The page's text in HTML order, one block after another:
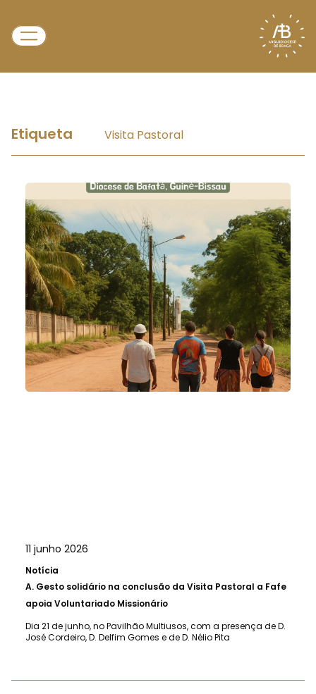
Etiqueta Visita Pastoral
11 junho 2026
Notícia
A. Gesto solidário na conclusão da Visita Pastoral a Fafe
apoia Voluntariado Missionário
Dia 21 de junho, no Pavilhão Multiusos, com a presença de D.
José Cordeiro, D. Delfim Gomes e de D. Nélio Pita